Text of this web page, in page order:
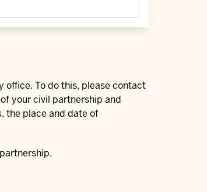
office. To do this, please contact
your civil partnership and
the place and date of